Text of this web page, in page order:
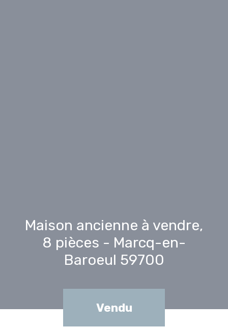
Maison ancienne à vendre,
8 pièces - Marcq-en-
Baroeul 59700
Vendu